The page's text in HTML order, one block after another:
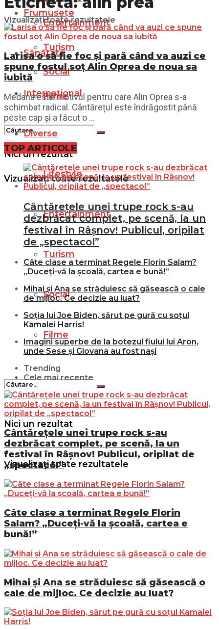
Entertainment
Turism
Social
Filme
Nici un rezultat
Vizualizați toate rezultatele
Frumusețe
Sănătate
Internațional
Diverse
Lifestyle
Entertainment
Turism
Social
Filme
Nici un rezultat
Vizualizați toate rezultatele
Vizualizați toate rezultatele
Larisa o să fie foc și pară când va auzi ce
spune fostul soț Alin Oprea de noua sa
iubită
Medana este motivul pentru care Alin Oprea s-a
schimbat radical. Cântărețul este îndrăgostit până
peste cap și a făcut o ...
TOP ARTICOLE
Cântărețele unei trupe rock s-au
dezbrăcat complet, pe scenă, la un
festival în Râșnov! Publicul, oripilat
de „spectacol”
Câte clase a terminat Regele Florin Salam?
„Duceți-vă la școală, cartea e bună!”
Mihai și Ana se străduiesc să găsească o cale
de mijloc. Ce decizie au luat?
Soția lui Joe Biden, sărut pe gură cu soțul
Kamalei Harris!
Imagini superbe de la botezul fiului lui Aron,
unde Sese și Giovana au fost nași
Trending
Cele mai recente
Cântărețele unei trupe rock s-au
dezbrăcat complet, pe scenă, la un
festival în Râșnov! Publicul, oripilat de
„spectacol”
Câte clase a terminat Regele Florin
Salam? „Duceți-vă la școală, cartea e
bună!”
Mihai și Ana se străduiesc să găsească o
cale de mijloc. Ce decizie au luat?